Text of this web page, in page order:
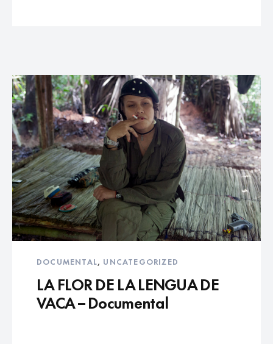
DOCUMENTAL, UNCATEGORIZED
LA FLOR DE LA LENGUA DE
VACA – Documental